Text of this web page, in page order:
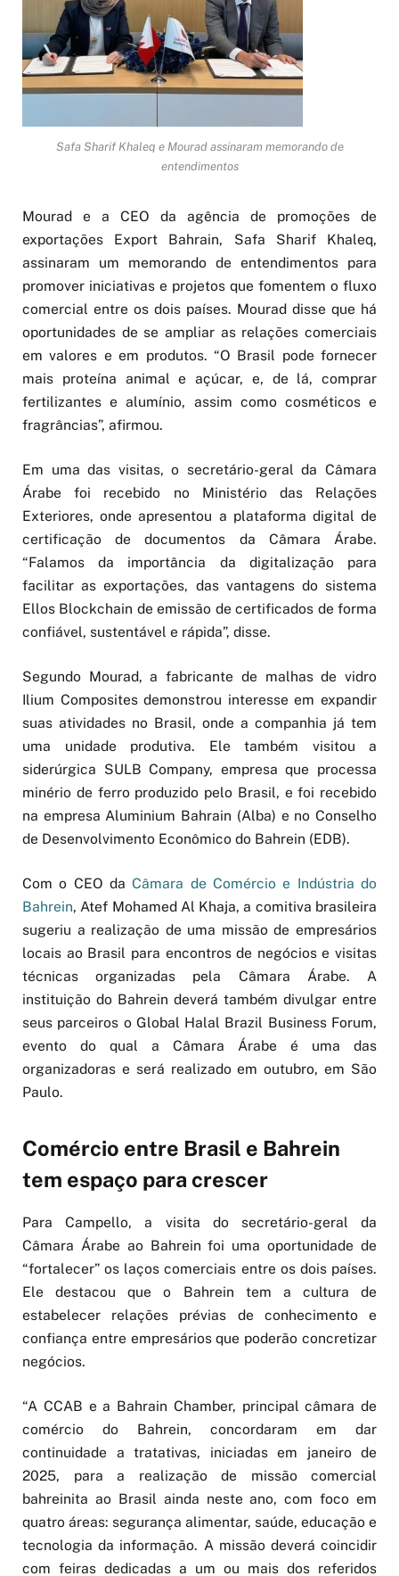
Safa Sharif Khaleq e Mourad assinaram memorando de
entendimentos
Mourad e a CEO da agência de promoções de
exportações Export Bahrain, Safa Sharif Khaleq,
assinaram um memorando de entendimentos para
promover iniciativas e projetos que fomentem o fluxo
comercial entre os dois países. Mourad disse que há
oportunidades de se ampliar as relações comerciais
em valores e em produtos. “O Brasil pode fornecer
mais proteína animal e açúcar, e, de lá, comprar
fertilizantes e alumínio, assim como cosméticos e
fragrâncias”, afirmou.
Em uma das visitas, o secretário-geral da Câmara
Árabe foi recebido no Ministério das Relações
Exteriores, onde apresentou a plataforma digital de
certificação de documentos da Câmara Árabe.
“Falamos da importância da digitalização para
facilitar as exportações, das vantagens do sistema
Ellos Blockchain de emissão de certificados de forma
confiável, sustentável e rápida”, disse.
Segundo Mourad, a fabricante de malhas de vidro
Ilium Composites demonstrou interesse em expandir
suas atividades no Brasil, onde a companhia já tem
uma unidade produtiva. Ele também visitou a
siderúrgica SULB Company, empresa que processa
minério de ferro produzido pelo Brasil, e foi recebido
na empresa Aluminium Bahrain (Alba) e no Conselho
de Desenvolvimento Econômico do Bahrein (EDB).
Com o CEO daCâmara de Comércio e Indústria do
Bahrein, Atef Mohamed Al Khaja, a comitiva brasileira
sugeriu a realização de uma missão de empresários
locais ao Brasil para encontros de negócios e visitas
técnicas organizadas pela Câmara Árabe. A
instituição do Bahrein deverá também divulgar entre
seus parceiros o Global Halal Brazil Business Forum,
evento do qual a Câmara Árabe é uma das
organizadoras e será realizado em outubro, em São
Paulo.
Comércio entre Brasil e Bahrein
tem espaço para crescer
Para Campello, a visita do secretário-geral da
Câmara Árabe ao Bahrein foi uma oportunidade de
“fortalecer” os laços comerciais entre os dois países.
Ele destacou que o Bahrein tem a cultura de
estabelecer relações prévias de conhecimento e
confiança entre empresários que poderão concretizar
negócios.
“A CCAB e a Bahrain Chamber, principal câmara de
comércio do Bahrein, concordaram em dar
continuidade a tratativas, iniciadas em janeiro de
2025, para a realização de missão comercial
bahreinita ao Brasil ainda neste ano, com foco em
quatro áreas: segurança alimentar, saúde, educação e
tecnologia da informação. A missão deverá coincidir
com feiras dedicadas a um ou mais dos referidos